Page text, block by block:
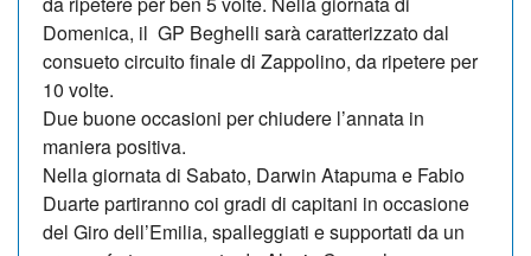
Domenica, il GP Beghelli sarà caratterizzato dal
consueto circuito finale di Zappolino, da ripetere per
10 volte.
Due buone occasioni per chiudere l’annata in
maniera positiva.
Nella giornata di Sabato, Darwin Atapuma e Fabio
Duarte partiranno coi gradi di capitani in occasione
del Giro dell’Emilia, spalleggiati e supportati da un